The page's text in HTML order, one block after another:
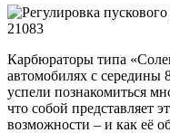
Карбюраторы типа
автомобилях с середины
успели познакомиться
что собой представляет
возможности – и как её